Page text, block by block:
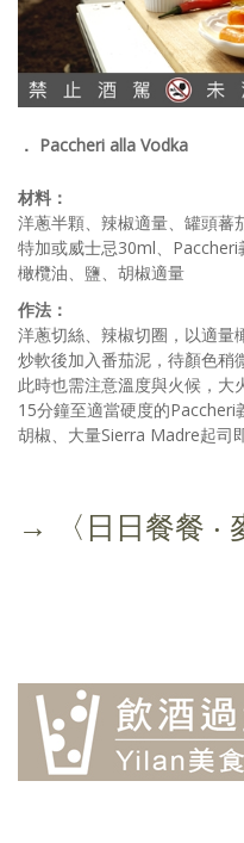
． Paccheri alla Vodka
材料：
洋蔥半顆、辣椒適量、罐頭蕃
特加或威士忌30ml、Paccheri
橄欖油、鹽、胡椒適量
作法：
洋蔥切絲、辣椒切圈，以適量
炒軟後加入番茄泥，待顏色稍
此時也需注意溫度與火候，大
15分鐘至適當硬度的
胡椒、大量Sierra Madre起司即
→ 〈日日餐餐 ‧